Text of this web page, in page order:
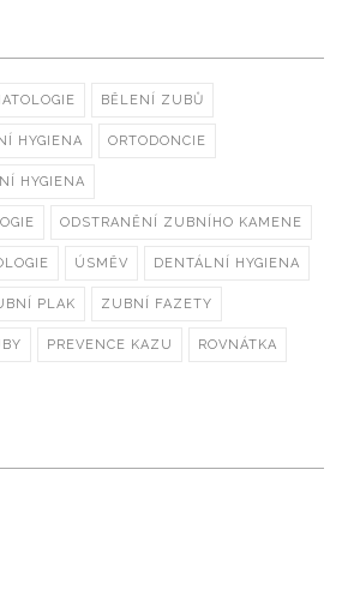
BĚLENÍ ZUBŮ
HYGIENA ORTODONCIE
HYGIENA
ODSTRANĚNÍ ZUBNÍHO KAMENE
ÚSMĚV DENTÁLNÍ HYGIENA
PLAK ZUBNÍ FAZETY
PREVENCE KAZU ROVNÁTKA